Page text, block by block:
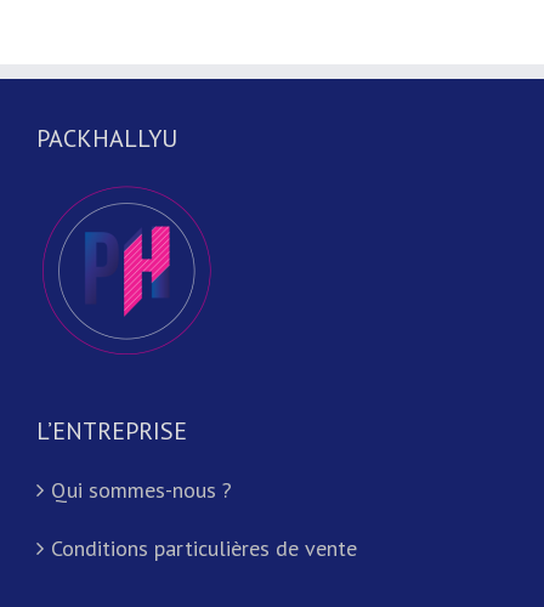
PACKHALLYU
L’ENTREPRISE
Qui sommes-nous ?
Conditions particulières de vente